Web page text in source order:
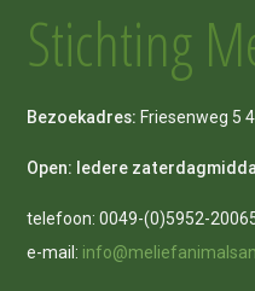
Stichting
Bezoekadres: Friesenweg 5
Open: Iedere
telefoon: 0049-(0)5952-
e-mail: